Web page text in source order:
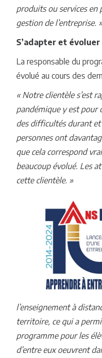
produits ou services en
gestion de l’entreprise.
S’adapter et
La responsable du
évolué au cours des
« Notre clientèle s’est
pandémique y est pour
des difficultés durant et
personnes ont
que cela correspond
beaucoup évolué. Les
cette clientèle. »
l’enseignement à
territoire, ce qui a
programme pour les
d’entre eux oeuvrent